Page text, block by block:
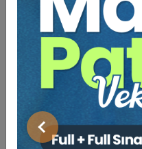
Önceki
BENZER VIDEO
Video Eğitim